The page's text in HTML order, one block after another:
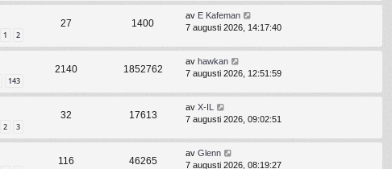
1 2
27 1400
av E Kafeman
7 augusti 2026, 14:17:40
143
2140 1852762
av hawkan
7 augusti 2026, 12:51:59
2 3
32 17613
av X-IL
7 augusti 2026, 09:02:51
116 46265
av Glenn
7 augusti 2026, 08:19:27